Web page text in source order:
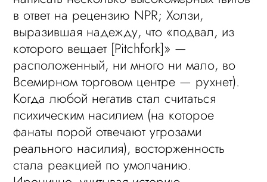
в ответ на рецензию NPR; Холзи,
выразившая надежду, что «подвал, из
которого вещает [Pitchfork]» —
расположенный, ни много ни мало, во
Всемирном торговом центре — рухнет).
Когда любой негатив стал считаться
психическим насилием (на которое
фанаты порой отвечают угрозами
реального насилия), восторженность
стала реакцией по умолчанию.